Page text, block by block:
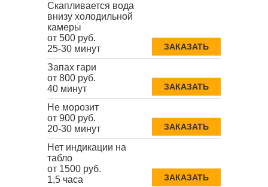
Скапливается вода
внизу холодильной
камеры
от 500 руб.
25-30 минут
ЗАКАЗАТЬ
Запах гари
от 800 руб.
40 минут
ЗАКАЗАТЬ
Не морозит
от 900 руб.
20-30 минут
ЗАКАЗАТЬ
Нет индикации на
табло
от 1500 руб.
1,5 часа
ЗАКАЗАТЬ